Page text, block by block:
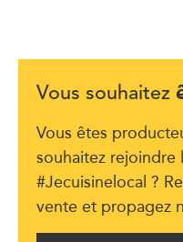
Vous souhaitez
Vous êtes
souhaitez rejoindre
#Jecuisinelocal ?
vente et propagez